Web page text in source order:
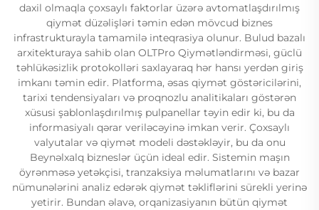
daxil olmaqla çoxsaylı faktorlar üzərə avtomatlaşdırılmış
qiymət düzəlişləri təmin edən mövcud biznes
infrastrukturayla tamamilə inteqrasiya olunur. Bulud bazalı
arxitekturaya sahib olan OLTPro Qiymətləndirməsi, güclü
təhlükəsizlik protokolləri saxlayaraq hər hansı yerdən giriş
imkanı təmin edir. Platforma, əsas qiymət göstəricilərini,
tarixi tendensiyaları və proqnozlu analitikaları göstərən
xüsusi şablonlaşdırılmış pulpanellar təyin edir ki, bu da
informasiyalı qərar veriləcəyinə imkan verir. Çoxsaylı
valyutalar və qiymət modeli dəstəkləyir, bu da onu
Beynəlxalq bizneslər üçün ideal edir. Sistemin maşın
öyrənməsə yetəkçisi, tranzaksiya məlumatlarını və bazar
nümunələrini analiz edərək qiymət təkliflərini sürekli yerinə
yetirir. Bundan əlavə, orqanizasiyanın bütün qiymət